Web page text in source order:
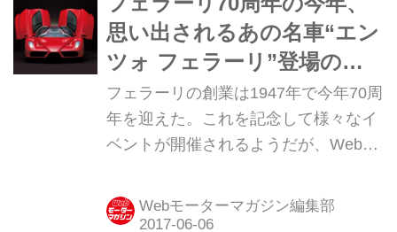
思い出されるあの名車“エン
ツォ フェラーリ”登場の
2002年は凄かった【トピッ
クス】
フェラーリの創業は1947年で今年70周
年を迎えた。これを記念して様々なイ
ベントが開催されるようだが、Webモ
フェラーリ70周年のマイルストーンを
振り返ってみたいと思う。第2回は“エ
Webモーターマガジン編集部